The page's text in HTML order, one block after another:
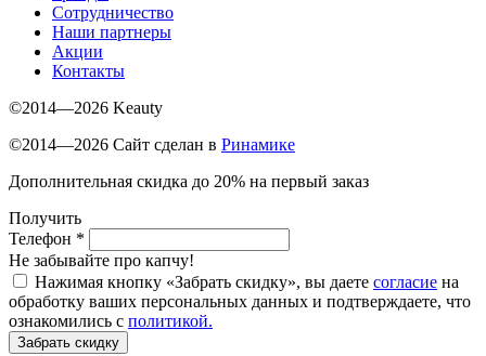
Сотрудничество
Наши партнеры
Акции
Контакты
©2014—2026 Keauty
©2014—2026 Сайт сделан в Ринамике
Дополнительная скидка до 20% на первый заказ
Получить
Телефон *
Не забывайте про капчу!
Нажимая кнопку «Забрать скидку», вы даете согласие на
обработку ваших персональных данных и подтверждаете, что
ознакомились с политикой.
Забрать скидку